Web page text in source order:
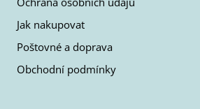
Jak nakupovat
Poštovné a doprava
Obchodní podmínky